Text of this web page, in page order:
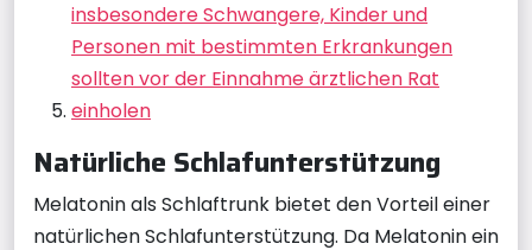
insbesondere Schwangere, Kinder und
Personen mit bestimmten Erkrankungen
sollten vor der Einnahme ärztlichen Rat
einholen
Natürliche Schlafunterstützung
Melatonin als Schlaftrunk bietet den Vorteil einer
natürlichen Schlafunterstützung. Da Melatonin ein